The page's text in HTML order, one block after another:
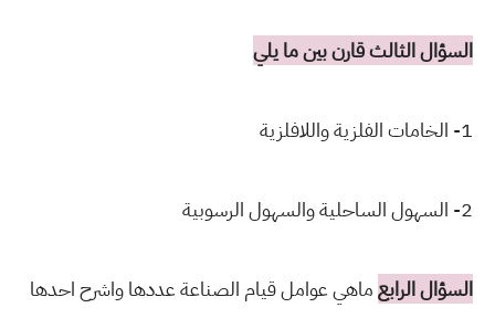
السؤال الثالث قارن بين ما يلي
1- الخامات الفلزية واللافلزية
2- السهول الساحلية والسهول الرسوبية
السؤال الرابعماهي عوامل قيام الصناعة عددها واشرح احدها